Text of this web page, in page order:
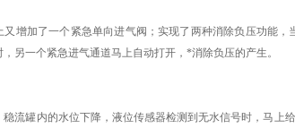
又增加了一个紧急单向进气阀；实现了两种消除负压功能，
另一个紧急进气通道马上自动打开，*消除负压的产生。
稳流罐内的水位下降，液位传感器检测到无水信号时，马上